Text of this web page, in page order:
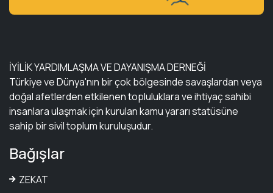
İYİLİK YARDIMLAŞMA VE DAYANIŞMA DERNEĞİ
Türkiye ve Dünya'nın bir çok bölgesinde savaşlardan veya
doğal afetlerden etkilenen topluluklara ve ihtiyaç sahibi
insanlara ulaşmak için kurulan kamu yararı statüsüne
sahip bir sivil toplum kuruluşudur.
Bağışlar
ZEKAT